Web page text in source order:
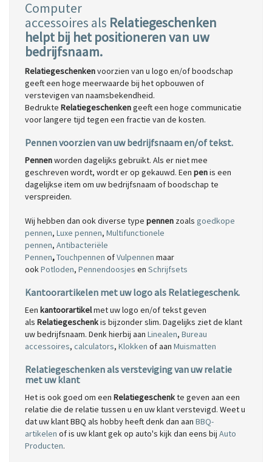
Computer
accessoires als Relatiegeschenken
helpt bij het positioneren van uw
bedrijfsnaam.
Relatiegeschenkenvoorzien van u logo en/of boodschap
geeft een hoge meerwaarde bij het opbouwen of
verstevigen van naamsbekendheid.
Bedrukte Relatiegeschenkengeeft een hoge communicatie
voor langere tijd tegen een fractie van de kosten.
Pennen voorzien van uw bedrijfsnaam en/of tekst.
Pennenworden dagelijks gebruikt. Als er niet mee
geschreven wordt, wordt er op gekauwd. Een penis een
dagelijkse item om uw bedrijfsnaam of boodschap te
verspreiden.
Wij hebben dan ook diverse type pennen zoals goedkope
pennen, Luxe pennen, Multifunctionele
pennen, Antibacteriële
Pennen,Touchpennen ofVulpennen maar
ookPotloden, Pennendoosjes en Schrijfsets
Kantoorartikelen met uw logo als Relatiegeschenk.
Een kantoorartikelmet uw logo en/of tekst geven
als Relatiegeschenkis bijzonder slim. Dagelijks ziet de klant
uw bedrijfsnaam. Denk hierbij aan Linealen, Bureau
accessoires, calculators, Klokken of aan Muismatten
Relatiegeschenken als versteviging van uw relatie
met uw klant
Het is ook goed om een Relatiegeschenkte geven aan een
relatie die de relatie tussen u en uw klant verstevigd. Weet u
dat uw klant BBQ als hobby heeft denk dan aan BBQ-
artikelen of is uw klant gek op auto's kijk dan eens bij Auto
Producten.